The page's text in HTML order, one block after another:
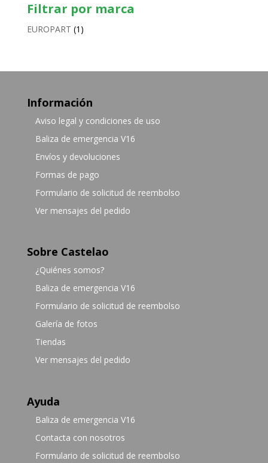
Filtrar por marca
EUROPART (1)
Información
Aviso legal y condiciones de uso
Baliza de emergencia V16
Envíos y devoluciones
Formas de pago
Formulario de solicitud de reembolso
Ver mensajes del pedido
Sobre Castelao
¿Quiénes somos?
Baliza de emergencia V16
Formulario de solicitud de reembolso
Galería de fotos
Tiendas
Ver mensajes del pedido
Ayuda
Baliza de emergencia V16
Contacta con nosotros
Formulario de solicitud de reembolso